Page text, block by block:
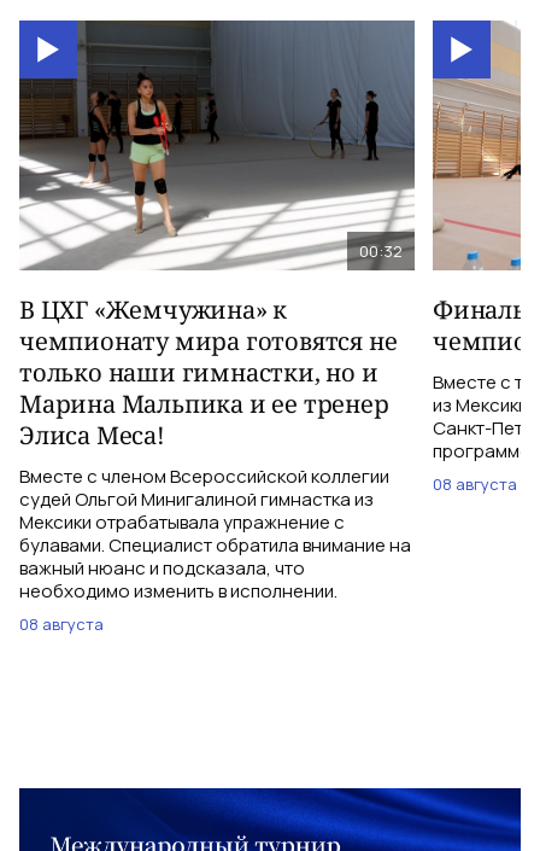
00:32
В ЦХГ «Жемчужина» к
чемпионату мира готовятся не
только наши гимнастки, но и
Марина Мальпика и ее тренер
Элиса Меса!
Вместе с членом Всероссийской коллегии
судей Ольгой Минигалиной гимнастка из
Мексики отрабатывала упражнение с
булавами. Специалист обратила внимание на
важный нюанс и подсказала, что
необходимо изменить в исполнении.
08 августа
Вместе с
из Мексики
Санкт-
программе
08 августа